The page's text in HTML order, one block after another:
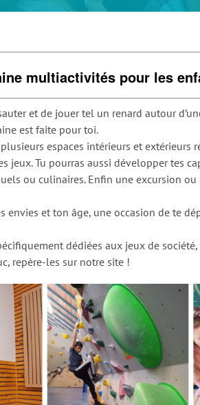
multiactivités pour les
et de jouer tel un renard autour
est faite pour toi.
espaces intérieurs et extérieurs
jeux. Tu pourras aussi développer tes
ou culinaires. Enfin une excursion
envies et ton âge, une occasion de te
dédiées aux jeux de
repère-les sur notre site !